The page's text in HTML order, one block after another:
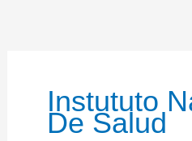
Instututo
De Salud